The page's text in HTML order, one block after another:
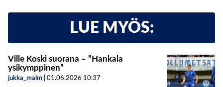
LUE MYÖS:
Ville Koski suorana – ”Hankala
ysikymppinen”
jukka_malm 01.06.2026 10:37